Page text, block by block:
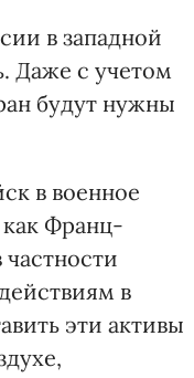
в западной
Даже с учетом
будут нужны
в военное
Франц-
в
эти активы